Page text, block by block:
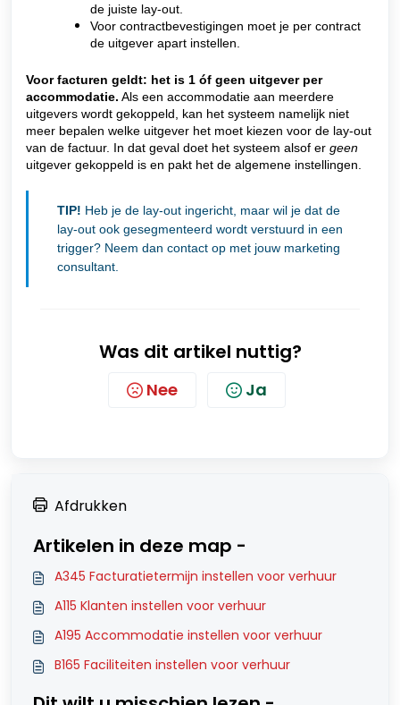
de juiste lay-out.
Voor contractbevestigingen moet je per contract
de uitgever apart instellen.
Voor facturen geldt: het is 1 óf geen uitgever per
accommodatie. Als een accommodatie aan meerdere
uitgevers wordt gekoppeld, kan het systeem namelijk niet
meer bepalen welke uitgever het moet kiezen voor de lay-out
van de factuur. In dat geval doet het systeem alsof er geen
uitgever gekoppeld is en pakt het de algemene instellingen.
TIP! Heb je de lay-out ingericht, maar wil je dat de
lay-out ook gesegmenteerd wordt verstuurd in een
trigger? Neem dan contact op met jouw marketing
consultant.
Was dit artikel nuttig?
Nee Ja
Afdrukken
Artikelen in deze map -
A345 Facturatietermijn instellen voor verhuur
A115 Klanten instellen voor verhuur
A195 Accommodatie instellen voor verhuur
B165 Faciliteiten instellen voor verhuur